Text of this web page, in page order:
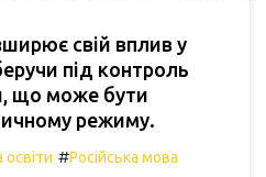
свій вплив у
під контроль
що може бути
режиму.
#Російська мова